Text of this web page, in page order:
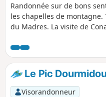
Randonnée sur de bons
les chapelles de
du Madres. La visite de
sentier non balisé et peu
savoir utiliser carte et
GPS. Il est toutefois
raccourcir par la même
rejoignant les points (3) à (9).
Le Pic
Visorandonneur